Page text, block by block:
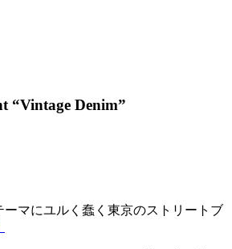
“Vintage Denim”
ーマにユルく蠢く東京のストリートブ